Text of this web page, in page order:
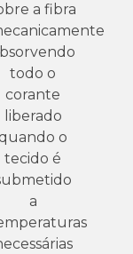
a fibra
todo o
corante
liberado
o
tecido é
a